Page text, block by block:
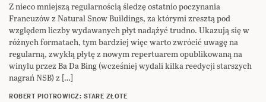
Z nieco mniejszą regularnością śledzę ostatnio poczynania
Francuzów z Natural Snow Buildings, za którymi zresztą pod
względem liczby wydawanych płyt nadążyć trudno. Ukazują się w
różnych formatach, tym bardziej więc warto zwrócić uwagę na
regularną, zwykłą płytę z nowym repertuarem opublikowaną na
winylu przez Ba Da Bing (wcześniej wydali kilka reedycji starszych
nagrań NSB) z […]
ROBERT PIOTROWICZ: STARE ZŁOTE